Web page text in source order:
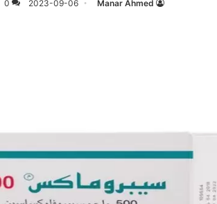
Manar Ahmed
2023-09-06
0